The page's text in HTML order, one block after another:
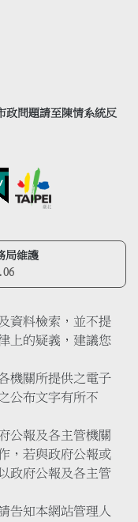
政問題請至陳情系統反
局維護
資料檢索，並不提
上的疑義，建議您
機關所提供之電子
公布文字有所不
公報及各主管機關
，若與政府公報或
政府公報及各主管
告知本網站管理人